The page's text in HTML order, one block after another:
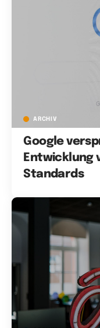
ARCHIV
Google
Entwicklung
Standards